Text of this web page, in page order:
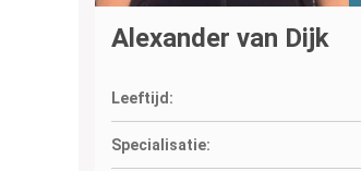
Alexander van Dijk
Leeftijd:
Specialisatie: